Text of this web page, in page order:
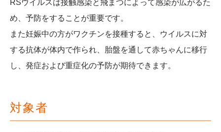
RSウイルスは接触感染と飛まつによって感染が広がるた
め、予防をすることが重要です。
また妊娠中の方がワクチンを接種すると、ウイルスに対
する抗体が体内で作られ、胎盤を通して赤ちゃんに移行
し、発症および重症化の予防が期待できます。
対象者